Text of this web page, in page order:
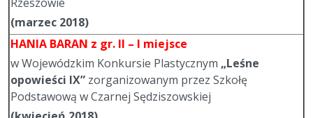
(marzec 2018)
HANIA BARAN z gr. II – I miejsce
w Wojewódzkim Konkursie Plastycznym „Leśne
opowieści IX” zorganizowanym przez Szkołę
Podstawową w Czarnej Sędziszowskiej